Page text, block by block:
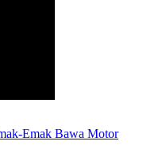
Emak Bawa Motor